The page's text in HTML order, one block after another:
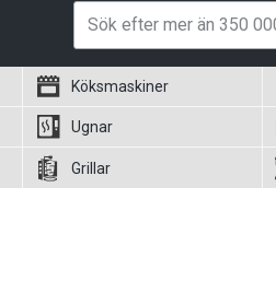
Köksmaskiner
Ugnar
Grillar